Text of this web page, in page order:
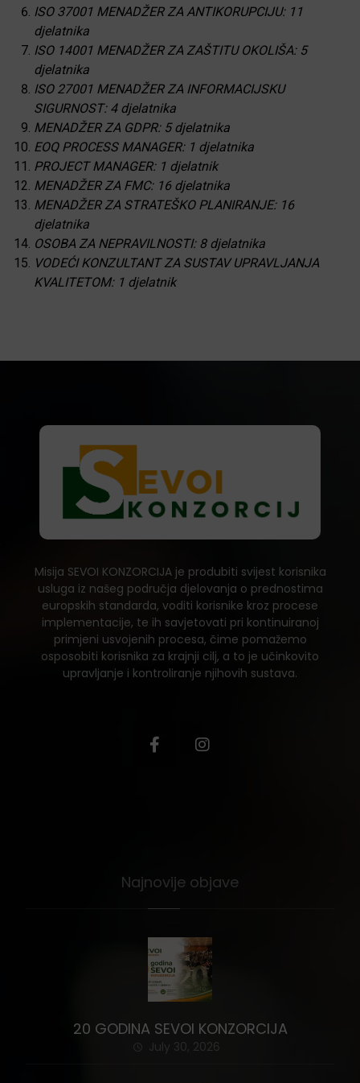
ISO 37001 MENADŽER ZA ANTIKORUPCIJU: 11
djelatnika
ISO 14001 MENADŽER ZA ZAŠTITU OKOLIŠA: 5
djelatnika
ISO 27001 MENADŽER ZA INFORMACIJSKU
SIGURNOST: 4 djelatnika
MENADŽER ZA GDPR: 5 djelatnika
EOQ PROCESS MANAGER: 1 djelatnika
PROJECT MANAGER: 1 djelatnik
MENADŽER ZA FMC: 16 djelatnika
MENADŽER ZA STRATEŠKO PLANIRANJE: 16
djelatnika
OSOBA ZA NEPRAVILNOSTI: 8 djelatnika
VODEĆI KONZULTANT ZA SUSTAV UPRAVLJANJA
KVALITETOM: 1 djelatnik
Misija SEVOI KONZORCIJA je produbiti svijest korisnika
usluga iz našeg područja djelovanja o prednostima
europskih standarda, voditi korisnike kroz procese
implementacije, te ih savjetovati pri kontinuiranoj
primjeni usvojenih procesa, čime pomažemo
osposobiti korisnika za krajnji cilj, a to je učinkovito
upravljanje i kontroliranje njihovih sustava.
Najnovije objave
20 GODINA SEVOI KONZORCIJA
July 30, 2026